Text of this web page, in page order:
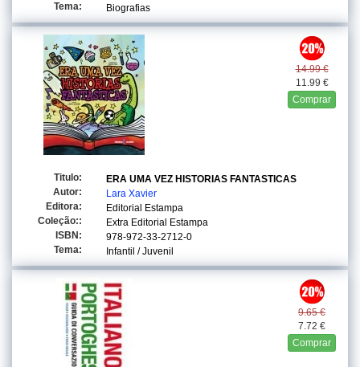
Tema:
Biografias
14.99 €
11.99 €
Comprar
Titulo:
ERA UMA VEZ HISTORIAS FANTASTICAS
Autor:
Lara Xavier
Editora:
Editorial Estampa
Coleção::
Extra Editorial Estampa
ISBN:
978-972-33-2712-0
Tema:
Infantil / Juvenil
9.65 €
7.72 €
Comprar